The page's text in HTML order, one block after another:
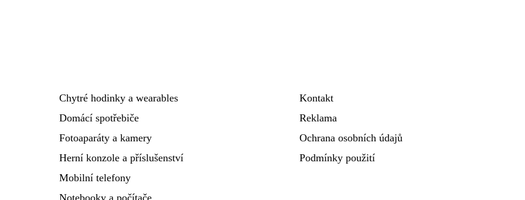
Chytré hodinky a wearables
Domácí spotřebiče
Fotoaparáty a kamery
Herní konzole a příslušenství
Mobilní telefony
Notebooky a počítače
Kontakt
Reklama
Ochrana osobních údajů
Podmínky použití